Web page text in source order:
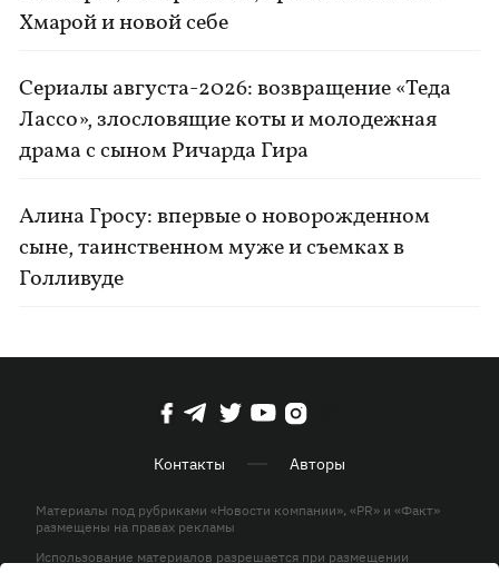
Хмарой и новой себе
Сериалы августа-2026: возвращение «Теда
Лассо», злословящие коты и молодежная
драма с сыном Ричарда Гира
Алина Гросу: впервые о новорожденном
сыне, таинственном муже и съемках в
Голливуде
Контакты Авторы
Материалы под рубриками «Новости компании», «PR» и «Факт»
размещены на правах рекламы
Использование материалов разрешается при размещении